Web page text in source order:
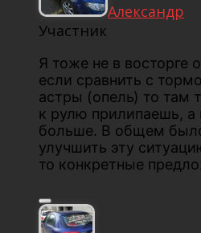
Александр
Участник
Я тоже не в восторге
если сравнить с
астры (опель) то там
к рулю прилипаешь, а
больше. В общем
улучшить эту
то конкретные